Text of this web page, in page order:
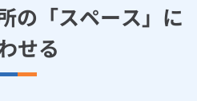
の「スペース」に
せる